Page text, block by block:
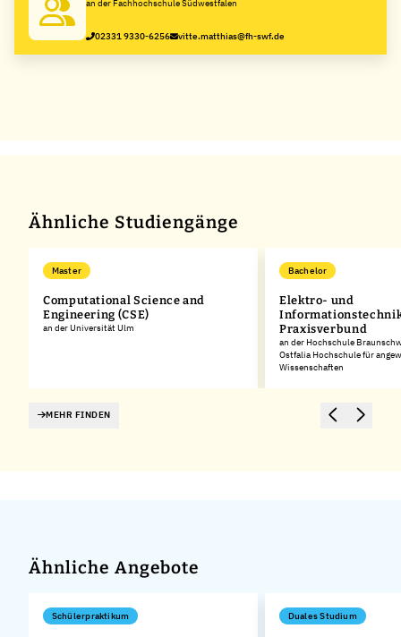
an der Fachhochschule Südwestfalen
02331 9330-6256 vitte.matthias@fh-swf.de
Ähnliche Studiengänge
Master
Computational Science and
Engineering (CSE)
an der Universität Ulm
Bachelor
Elektro- und
Praxisverbund
an der Hochschule
Ostfalia Hochschule für
Wissenschaften
MEHR FINDEN
Ähnliche Angebote
Schülerpraktikum Duales Studium